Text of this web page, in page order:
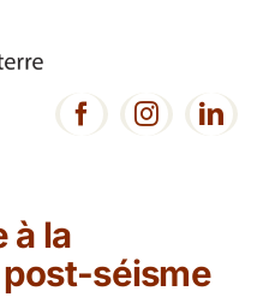
à la
séisme